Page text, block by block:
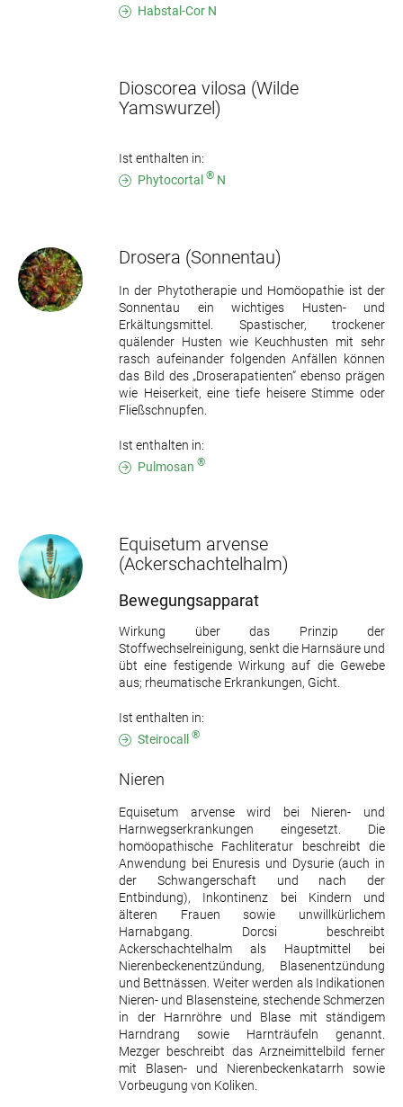
Habstal-Cor N
Dioscorea vilosa (Wilde
Yamswurzel)
Ist enthalten in:
Phytocortal ® N
Drosera (Sonnentau)
In der Phytotherapie und Homöopathie ist der
Sonnentau ein wichtiges Husten- und
Erkältungsmittel. Spastischer, trockener
quälender Husten wie Keuchhusten mit sehr
rasch aufeinander folgenden Anfällen können
das Bild des „Droserapatienten“ ebenso prägen
wie Heiserkeit, eine tiefe heisere Stimme oder
Fließschnupfen.
Ist enthalten in:
Pulmosan ®
Equisetum arvense
(Ackerschachtelhalm)
Bewegungsapparat
Wirkung über das Prinzip der
Stoffwechselreinigung, senkt die Harnsäure und
übt eine festigende Wirkung auf die Gewebe
aus; rheumatische Erkrankungen, Gicht.
Ist enthalten in:
Steirocall ®
Nieren
Equisetum arvense wird bei Nieren- und
Harnwegserkrankungen eingesetzt. Die
homöopathische Fachliteratur beschreibt die
Anwendung bei Enuresis und Dysurie (auch in
der Schwangerschaft und nach der
Entbindung), Inkontinenz bei Kindern und
älteren Frauen sowie unwillkürlichem
Harnabgang. Dorcsi beschreibt
Ackerschachtelhalm als Hauptmittel bei
Nierenbeckenentzündung, Blasenentzündung
und Bettnässen. Weiter werden als Indikationen
Nieren- und Blasensteine, stechende Schmerzen
in der Harnröhre und Blase mit ständigem
Harndrang sowie Harnträufeln genannt.
Mezger beschreibt das Arzneimittelbild ferner
mit Blasen- und Nierenbeckenkatarrh sowie
Vorbeugung von Koliken.